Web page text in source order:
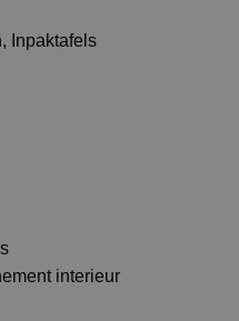
interieur
, Inpaktafels